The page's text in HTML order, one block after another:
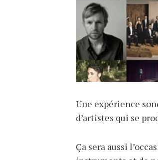
Une expérience
d’artistes qui se
Ça sera aussi